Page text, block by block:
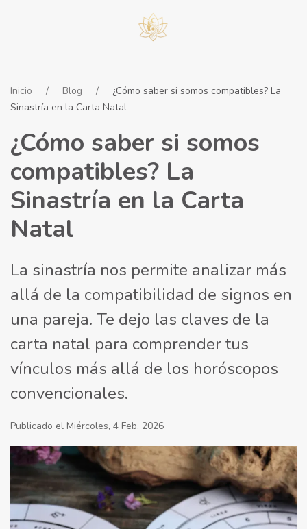
Inicio Blog
¿Cómo saber si somos compatibles? La
Sinastría en la Carta Natal
¿Cómo saber si somos
compatibles? La
Sinastría en la Carta
Natal
La sinastría nos permite analizar más
allá de la compatibilidad de signos en
una pareja. Te dejo las claves de la
carta natal para comprender tus
vínculos más allá de los horóscopos
convencionales.
Publicado el Miércoles, 4 Feb. 2026